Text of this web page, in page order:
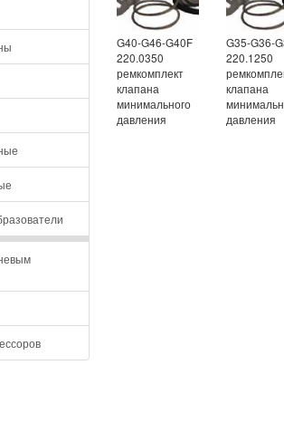
G40-G46-G40F
220.0350
ремкомплект
клапана
минимального
давления
G35-G36-
220.1250
клапана
давления